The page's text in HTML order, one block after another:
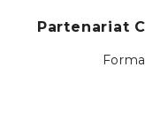
Partenariat